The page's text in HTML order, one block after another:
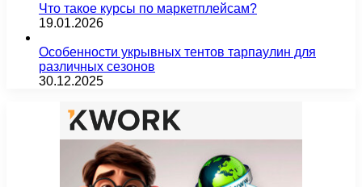
Что такое курсы по маркетплейсам?
19.01.2026
Особенности укрывных тентов тарпаулин для
различных сезонов
30.12.2025